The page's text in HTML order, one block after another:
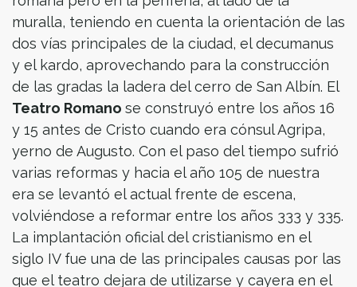
muralla, teniendo en cuenta la orientación de las
dos vías principales de la ciudad, el decumanus
y el kardo, aprovechando para la construcción
de las gradas la ladera del cerro de San Albín. El
Teatro Romano se construyó entre los años 16
y 15 antes de Cristo cuando era cónsul Agripa,
yerno de Augusto. Con el paso del tiempo sufrió
varias reformas y hacia el año 105 de nuestra
era se levantó el actual frente de escena,
volviéndose a reformar entre los años 333 y 335.
La implantación oficial del cristianismo en el
siglo IV fue una de las principales causas por las
que el teatro dejara de utilizarse y cayera en el